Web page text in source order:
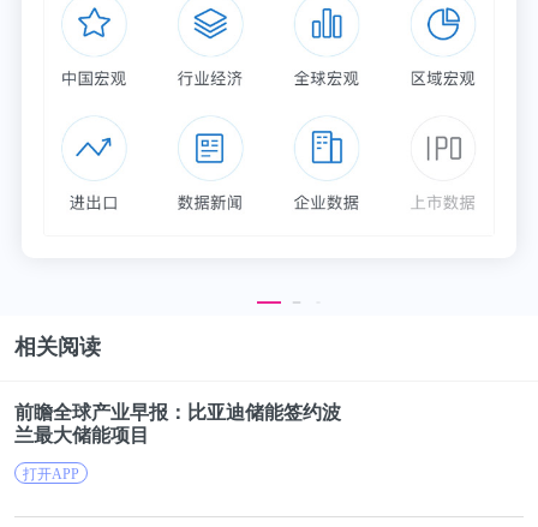
天津发布“海河英才”行动计划后，央视网新闻记者在
线下申请处问了32个去天津落户的人，发现其中四分
政府为了吸引人才多次发布较为宽松的落户政策。
1994年，天津市政府办公厅转发的《天津市蓝印户口
管理暂行规定》，在此阶段，只要通过在天津买房、
紧趋势。但紧接着的2018年5月，天津发布“海河英
天，由于递交的落户申请之多服务器一度宕机，天津
不得不又发布了4次补丁政策。
相关阅读
前瞻全球产业早报： 比亚迪储能签约波
兰最大储能项目
打开APP